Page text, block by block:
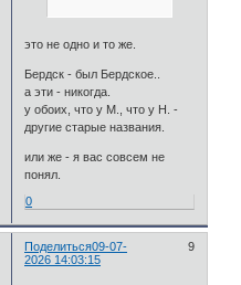
это не одно и то же.
Бердск - был Бердское..
а эти - никогда.
у обоих, что у М., что у Н. -
другие старые названия.
или же - я вас совсем не
понял.
0
Поделиться 9
09-07-
2026 14:03:15